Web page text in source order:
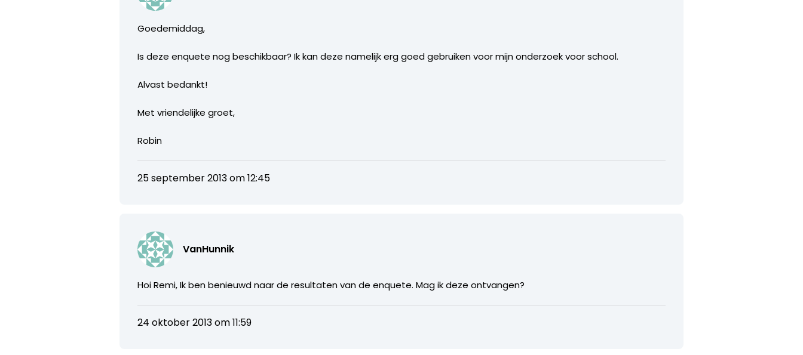
Goedemiddag,
Is deze enquete nog beschikbaar? Ik kan deze namelijk erg goed gebruiken voor mijn onderzoek voor school.
Alvast bedankt!
Met vriendelijke groet,
Robin
25 september 2013 om 12:45
VanHunnik
Hoi Remi, Ik ben benieuwd naar de resultaten van de enquete. Mag ik deze ontvangen?
24 oktober 2013 om 11:59